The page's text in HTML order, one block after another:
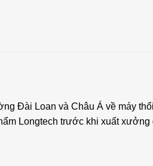
Đài Loan và Châu Á về máy
Longtech trước khi xuất